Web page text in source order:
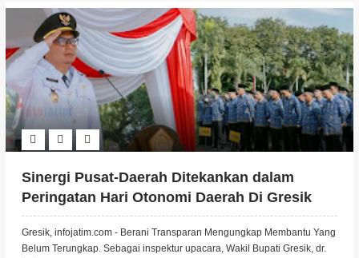
Sinergi Pusat-Daerah Ditekankan dalam
Peringatan Hari Otonomi Daerah Di Gresik
Gresik, infojatim.com - Berani Transparan Mengungkap Membantu Yang
Belum Terungkap. Sebagai inspektur upacara, Wakil Bupati Gresik, dr.